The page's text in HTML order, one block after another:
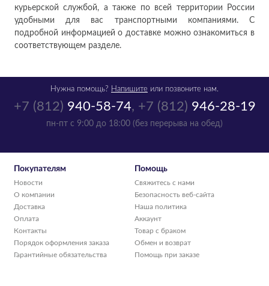
курьерской службой, а также по всей территории России
удобными для вас транспортными компаниями. С
подробной информацией о доставке можно ознакомиться в
соответствующем разделе.
+7 (812) 940-58-74, +7 (812) 946-28-19
пн-пт с 9:00 до 18:00 (без перерыва на обед)
Нужна помощь? Напишите или позвоните нам.
Покупателям
Новости
О компании
Доставка
Оплата
Контакты
Порядок оформления заказа
Гарантийные обязательства
Помощь
Свяжитесь с нами
Безопасность веб-сайта
Наша политика
Аккаунт
Товар с браком
Обмен и возврат
Помощь при заказе